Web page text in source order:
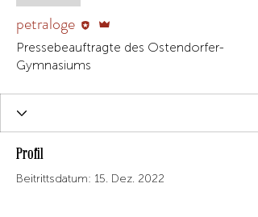
petraloge
Pressebeauftragte des Ostendorfer-
Gymnasiums
Profil
Beitrittsdatum: 15. Dez. 2022